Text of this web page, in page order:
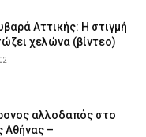
338.000 ευρώ
στην Π.Ε. Κοζάνης – Οι
Αττικής: Η στιγμή
χελώνα (βίντεο)
αλλοδαπός στο
Αθήνας –